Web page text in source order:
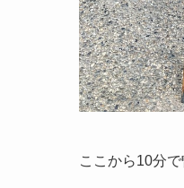
ここから10分